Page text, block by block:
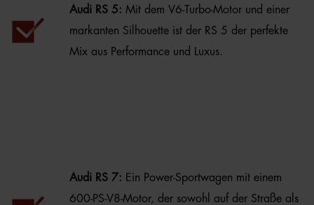
Audi RS 5: Mit dem V6-Turbo-Motor und einer
markanten Silhouette ist der RS 5 der perfekte
Mix aus Performance und Luxus.
Audi RS 7: Ein Power-Sportwagen mit einem
600-PS-V8-Motor, der sowohl auf der Straße als